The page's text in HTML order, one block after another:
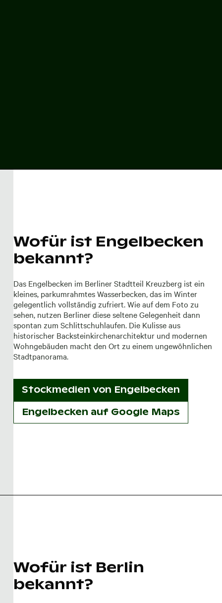
Wofür ist Engelbecken
bekannt?
Das Engelbecken im Berliner Stadtteil Kreuzberg ist ein
kleines, parkumrahmtes Wasserbecken, das im Winter
gelegentlich vollständig zufriert. Wie auf dem Foto zu
sehen, nutzen Berliner diese seltene Gelegenheit dann
spontan zum Schlittschuhlaufen. Die Kulisse aus
historischer Backsteinkirchenarchitektur und modernen
Wohngebäuden macht den Ort zu einem ungewöhnlichen
Stadtpanorama.
Stockmedien von Engelbecken
Engelbecken auf Google Maps
Wofür ist Berlin
bekannt?